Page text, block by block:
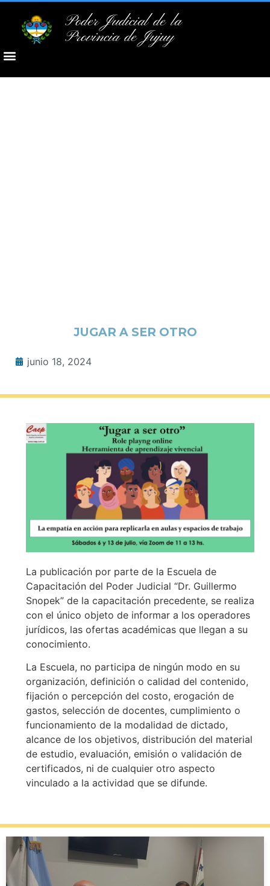
Poder Judicial de la
Provincia de Jujuy
JUGAR A SER OTRO
junio 18, 2024
La publicación por parte de la Escuela de
Capacitación del Poder Judicial “Dr. Guillermo
Snopek” de la capacitación precedente, se realiza
con el único objeto de informar a los operadores
jurídicos, las ofertas académicas que llegan a su
conocimiento.
La Escuela, no participa de ningún modo en su
organización, definición o calidad del contenido,
fijación o percepción del costo, erogación de
gastos, selección de docentes, cumplimiento o
funcionamiento de la modalidad de dictado,
alcance de los objetivos, distribución del material
de estudio, evaluación, emisión o validación de
certificados, ni de cualquier otro aspecto
vinculado a la actividad que se difunde.